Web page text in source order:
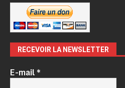
RECEVOIR LA NEWSLETTER
E-mail*